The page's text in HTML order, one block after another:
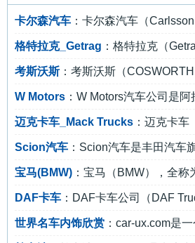
卡尔森汽车 ：卡尔森汽车（
格特拉克_Getrag ：格特拉克（
考斯沃斯：考斯沃斯（
W Motors ：W Motors汽车公司是
迈克卡车_Mack Trucks ：迈克卡
Scion汽车 ：Scion汽车是丰田汽车
宝马(BMW) ：宝马（BMW），全称
DAF卡车 ：DAF卡车公司（DAF
世界名车内饰欣赏 ：car-ux.com是